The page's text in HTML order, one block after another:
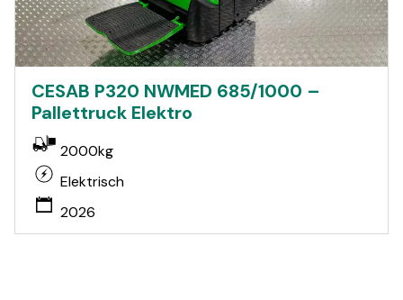
CESAB P320 NWMED 685/1000 –
Pallettruck Elektro
2000kg
Elektrisch
2026